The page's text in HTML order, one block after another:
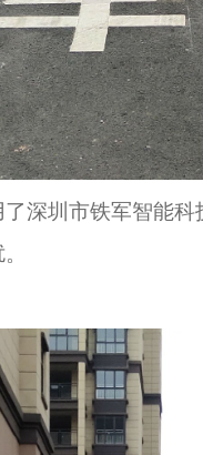
深圳市铁军智能